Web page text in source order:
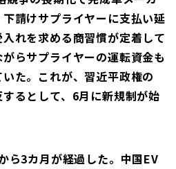
請けサプライヤーに支払い延
れを求める商習慣が定着して
らサプライヤーの運転資金も
た。これが、習近平政権の
するとして、6月に新規制が始
ら3カ月が経過した。中国EV